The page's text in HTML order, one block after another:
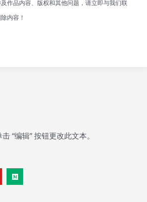
作品内容、版权和其他问题，请立即与我们联
内容！
“编辑” 按钮更改此文本。
M
e
d